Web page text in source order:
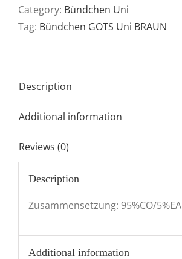
BRAUN
quantity
Category: Bündchen Uni
Tag: Bündchen GOTS Uni BRAUN
Description
Additional information
Reviews (0)
Description
Zusammensetzung: 95%CO/5%EA
Additional information